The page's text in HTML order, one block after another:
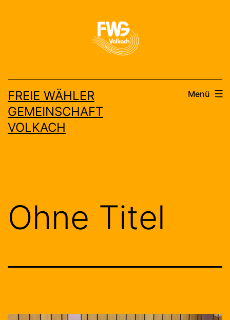
FREIE WÄHLER
GEMEINSCHAFT
VOLKACH
Menü
Ohne Titel